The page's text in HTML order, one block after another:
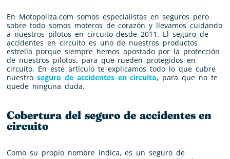
En Motopoliza.com somos especialistas en seguros pero
sobre todo somos moteros de corazón y llevamos cuidando
a nuestros pilotos en circuito desde 2011. El seguro de
accidentes en circuito es uno de nuestros productos
estrella porque siempre hemos apostado por la protección
de nuestros pilotos, para que rueden protegidos en
circuito. En este artículo te explicamos todo lo que cubre
nuestro seguro de accidentes en circuito, para que no te
quede ninguna duda.
Cobertura del seguro de accidentes en
circuito
Como su propio nombre indica, es un seguro de